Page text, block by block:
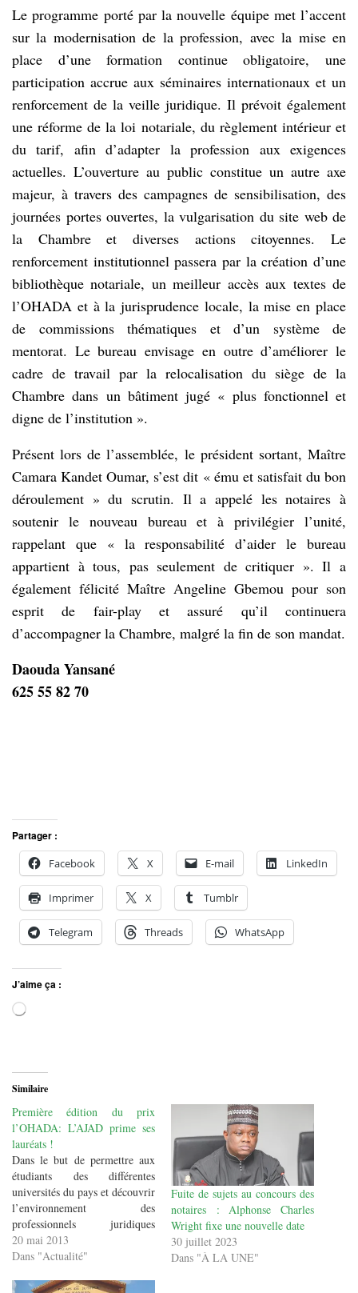
scrutin,
Maître
Kaissa
Camara
a
été
élue
présidente
de
la
Chambre
nationale
des
notaires
de
Guinée,
obtenant
27
voix
contre
15
pour
sa
concurrente,
Maître
Angeline
Gbemou.
Le programme porté par la nouvelle équipe met l’accent
sur la modernisation de la profession, avec la mise en
place d’une formation continue obligatoire, une
participation accrue aux séminaires internationaux et un
renforcement de la veille juridique. Il prévoit également
une réforme de la loi notariale, du règlement intérieur et
du tarif, afin d’adapter la profession aux exigences
actuelles. L’ouverture au public constitue un autre axe
majeur, à travers des campagnes de sensibilisation, des
journées portes ouvertes, la vulgarisation du site web de
la Chambre et diverses actions citoyennes. Le
renforcement institutionnel passera par la création d’une
bibliothèque notariale, un meilleur accès aux textes de
l’OHADA et à la jurisprudence locale, la mise en place
de commissions thématiques et d’un système de
mentorat. Le bureau envisage en outre d’améliorer le
cadre de travail par la relocalisation du siège de la
Chambre dans un bâtiment jugé « plus fonctionnel et
digne de l’institution ».
Présent lors de l’assemblée, le président sortant, Maître
Camara Kandet Oumar, s’est dit « ému et satisfait du bon
déroulement » du scrutin. Il a appelé les notaires à
soutenir le nouveau bureau et à privilégier l’unité,
rappelant que « la responsabilité d’aider le bureau
appartient à tous, pas seulement de critiquer ». Il a
également félicité Maître Angeline Gbemou pour son
esprit de fair-play et assuré qu’il continuera
d’accompagner la Chambre, malgré la fin de son mandat.
Daouda Yansané
625 55 82 70
Partager :
Facebook
X E-mail LinkedIn
Imprimer X Tumblr
Telegram Threads WhatsApp
J’aime ça :
Chargement…
Similaire
Première édition du prix
l’OHADA: L’AJAD prime ses
lauréats !
Dans le but de permettre aux
étudiants des différentes
universités du pays et découvrir
l’environnement des
professionnels juridiques
(avocats, magistrats, huissiers
notaires et juristes d’entreprise,
Action pour le Droit (ADJAD)
20 mai 2013
Dans "Actualité"
Fuite de sujets au concours des
notaires : Alphonse Charles
Wright fixe une nouvelle date
30 juillet 2023
Dans "À LA UNE"